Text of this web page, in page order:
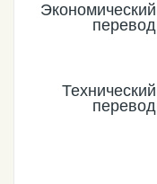
Экономический
перевод
Технический
перевод